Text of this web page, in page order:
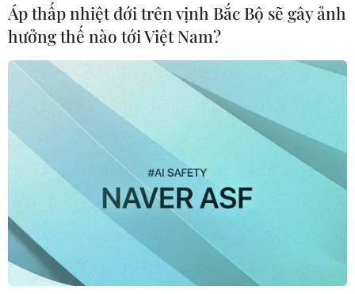
Áp thấp nhiệt đới trên vịnh Bắc Bộ sẽ gây ảnh
hưởng thế nào tới Việt Nam?